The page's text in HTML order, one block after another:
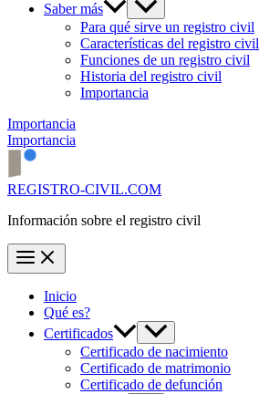
Saber más
Para qué sirve un registro civil
Características del registro civil
Funciones de un registro civil
Historia del registro civil
Importancia
Importancia
Importancia
REGISTRO-CIVIL.COM
Información sobre el registro civil
Inicio
Qué es?
Certificados
Certificado de nacimiento
Certificado de matrimonio
Certificado de defunción